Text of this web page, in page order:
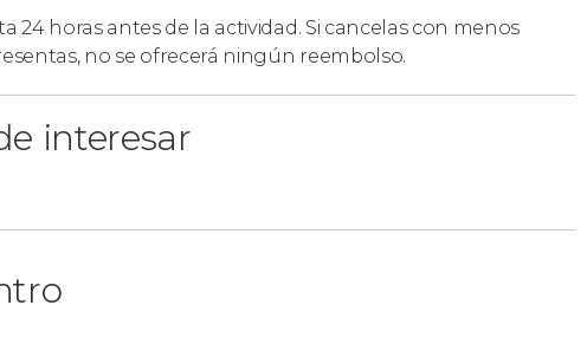
24 horas antes de la actividad. Si cancelas con menos
no se ofrecerá ningún reembolso.
interesar